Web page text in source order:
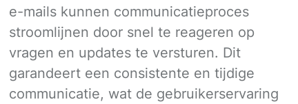
e-mails kunnen communicatieproces
stroomlijnen door snel te reageren op
vragen en updates te versturen. Dit
garandeert een consistente en tijdige
communicatie, wat de gebruikerservaring